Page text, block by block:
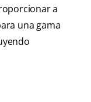
a
una gama